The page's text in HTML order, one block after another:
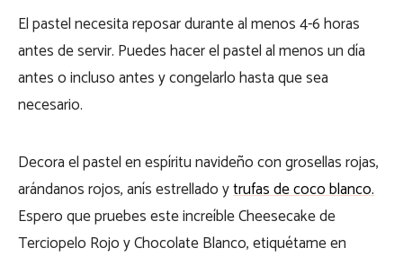
El pastel necesita reposar durante al menos 4-6 horas
antes de servir. Puedes hacer el pastel al menos un día
antes o incluso antes y congelarlo hasta que sea
necesario.
Decora el pastel en espíritu navideño con grosellas rojas,
arándanos rojos, anís estrellado ytrufas de coco blanco.
Espero que pruebes este increíble Cheesecake de
Terciopelo Rojo y Chocolate Blanco, etiquétame en